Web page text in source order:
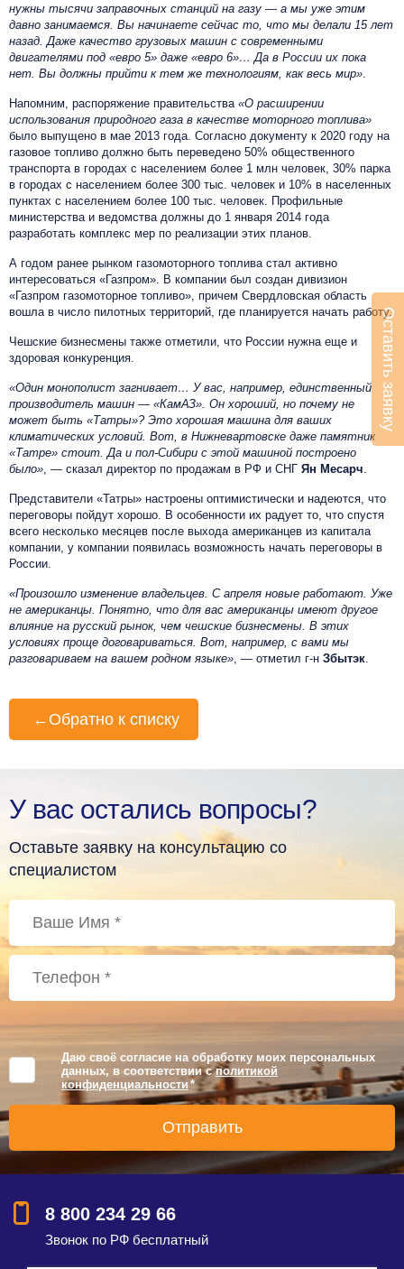
нужны тысячи заправочных станций на газу — а мы уже этим
давно занимаемся. Вы начинаете сейчас то, что мы делали 15 лет
назад. Даже качество грузовых машин с современными
двигателями под «евро 5» даже «евро 6»… Да в России их пока
нет. Вы должны прийти к тем же технологиям, как весь мир»
Напомним, распоряжение правительства «О расширении
использования природного газа в качестве моторного топлива»
было выпущено в мае 2013 года. Согласно документу к 2020 году на
газовое топливо должно быть переведено 50% общественного
транспорта в городах с населением более 1 млн человек, 30% парка
в городах с населением более 300 тыс. человек и 10% в населенных
пунктах с населением более 100 тыс. человек. Профильные
министерства и ведомства должны до 1 января 2014 года
разработать комплекс мер по реализации этих планов.
А годом ранее рынком газомоторного топлива стал активно
интересоваться «Газпром». В компании был создан дивизион
«Газпром газомоторное топливо», причем Свердловская область
вошла в число пилотных территорий, где планируется начать работу.
Чешские бизнесмены также отметили, что России нужна еще и
здоровая конкуренция.
«Один монополист загнивает… У вас, например, единственный
производитель машин — «КамАЗ». Он хороший, но почему не
может быть «Татры»? Это хорошая машина для ваших
климатических условий. Вот, в Нижневартовске даже памятник
«Татре» стоит. Да и пол-Сибири с этой машиной построено
было» , — сказал директор по продажам в РФ и СНГ Ян Месарч
Представители «Татры» настроены оптимистически и надеются, что
переговоры пойдут хорошо. В особенности их радует то, что спустя
всего несколько месяцев после выхода американцев из капитала
компании, у компании появилась возможность начать переговоры в
России.
«Произошло изменение владельцев. С апреля новые работают. Уже
не американцы. Понятно, что для вас американцы имеют другое
влияние на русский рынок, чем чешские бизнесмены. В этих
условиях проще договариваться. Вот, например, с вами мы
разговариваем на вашем родном языке» , — отметил г-н Збытэк
← Обратно к списку
У вас остались вопросы?
Оставьте заявку на консультацию со
специалистом
Даю своё согласие на обработку моих персональных
данных, в соответствии сполитикой
конфиденциальности *
8 800 234 29 66
Звонок по РФ бесплатный
Оставить заявку